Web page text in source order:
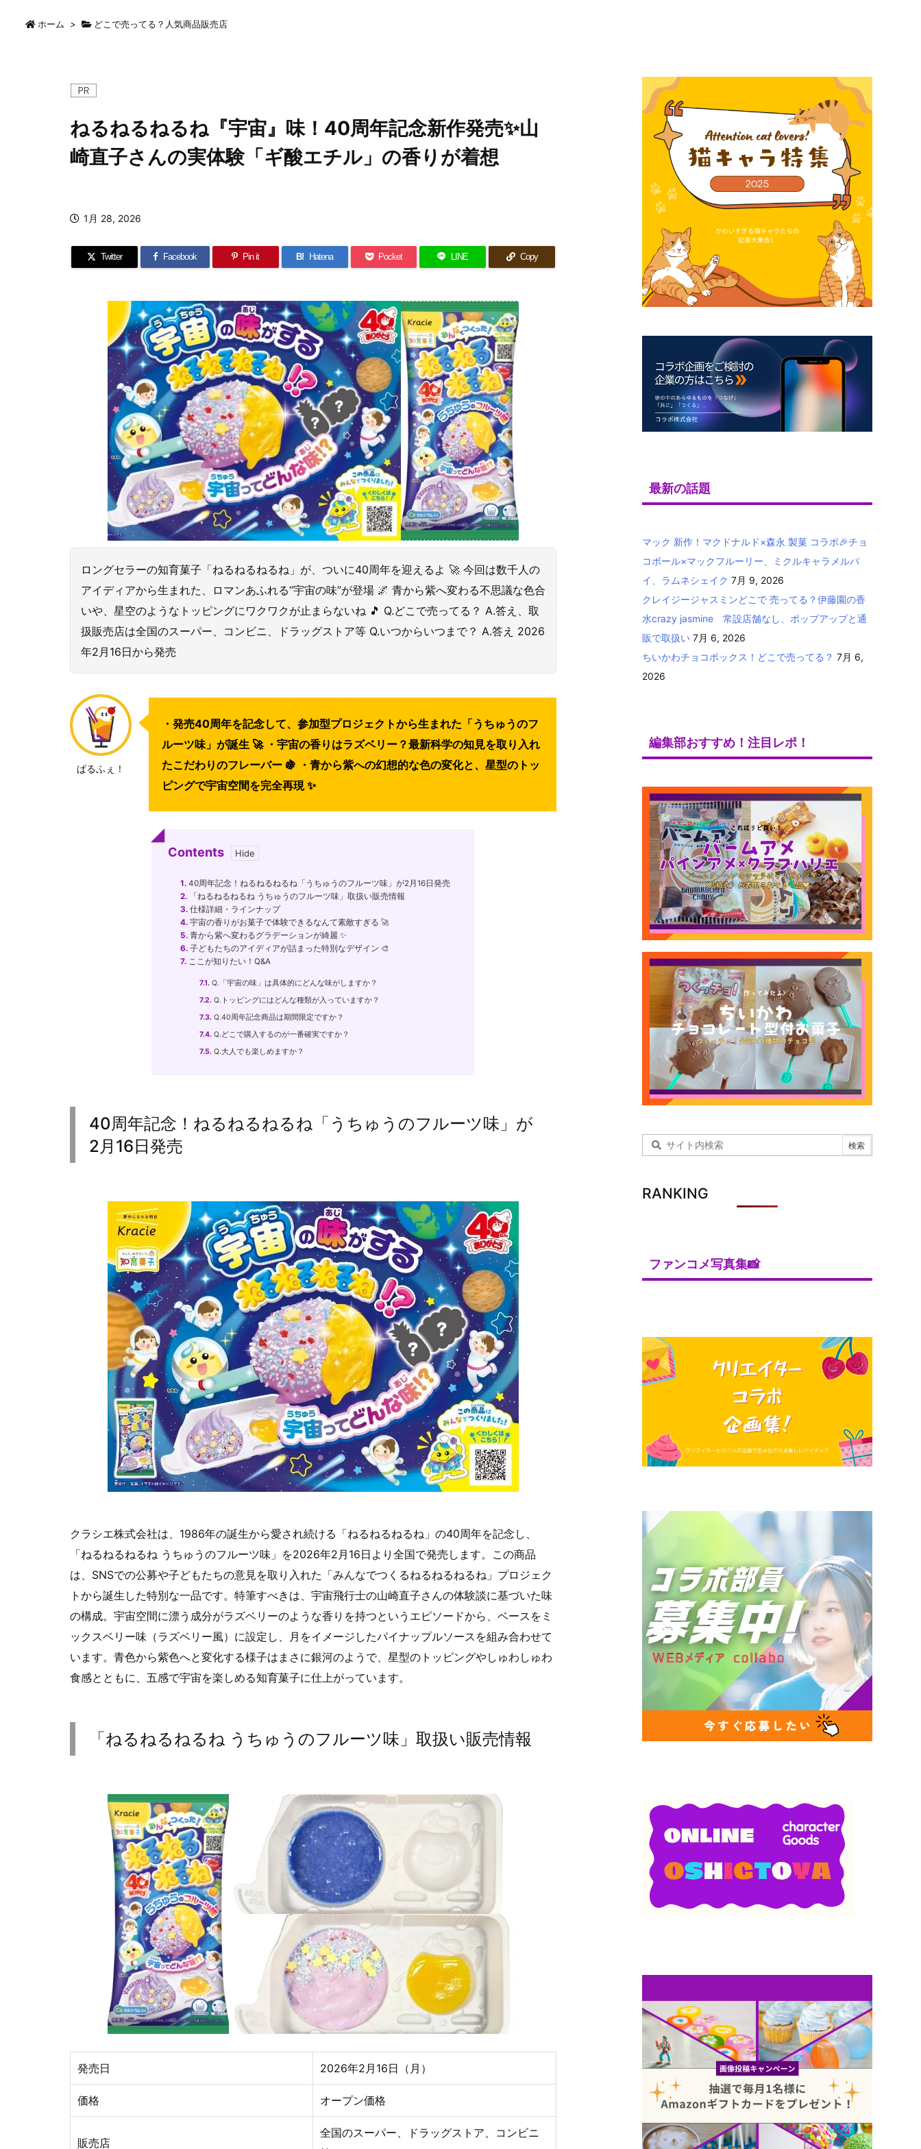
ホーム > どこで売ってる？人気商品販売店
ねるねるねるね『宇宙』味！40周年記念新作発売✨山
崎直子さんの実体験「ギ酸エチル」の香りが着想
1月 28, 2026
Twitter Facebook Pin it B! Hatena Pocket LINE Copy
ロングセラーの知育菓子「ねるねるねるね」が、ついに40周年を迎えるよ 🚀 今回は数千人の
アイディアから生まれた、ロマンあふれる“宇宙の味”が登場 🌌 青から紫へ変わる不思議な色合
いや、星空のようなトッピングにワクワクが止まらないね 🎵 Q.どこで売ってる？ A.答え、取
扱販売店は全国のスーパー、コンビニ、ドラッグストア等 Q.いつからいつまで？ A.答え 2026
年2月16日から発売
ぱるふぇ！
・発売40周年を記念して、参加型プロジェクトから生まれた「うちゅうのフ
ルーツ味」が誕生 🚀 ・宇宙の香りはラズベリー？最新科学の知見を取り入れ
たこだわりのフレーバー 🍇 ・青から紫への幻想的な色の変化と、星型のトッ
ピングで宇宙空間を完全再現 ✨
Contents
1. 40周年記念！ねるねるねるね「うちゅうのフルーツ味」が2月16日発売
2. 「ねるねるねるね うちゅうのフルーツ味」取扱い販売情報
3. 仕様詳細・ラインナップ
4. 宇宙の香りがお菓子で体験できるなんて素敵すぎる 🚀
5. 青から紫へ変わるグラデーションが綺麗 ✨
6. 子どもたちのアイディアが詰まった特別なデザイン 🎨
7. ここが知りたい！Q&A
7.1. Q.「宇宙の味」は具体的にどんな味がしますか？
7.2. Q.トッピングにはどんな種類が入っていますか？
7.3. Q.40周年記念商品は期間限定ですか？
7.4. Q.どこで購入するのが一番確実ですか？
7.5. Q.大人でも楽しめますか？
40周年記念！ねるねるねるね「うちゅうのフルーツ味」が
2月16日発売
クラシエ株式会社は、1986年の誕生から愛され続ける「ねるねるねるね」の40周年を記念し、
「ねるねるねるね うちゅうのフルーツ味」を2026年2月16日より全国で発売します。この商品
は、SNSでの公募や子どもたちの意見を取り入れた「みんなでつくるねるねるねるね」プロジェク
トから誕生した特別な一品です。特筆すべきは、宇宙飛行士の山崎直子さんの体験談に基づいた味
の構成。宇宙空間に漂う成分がラズベリーのような香りを持つというエピソードから、ベースをミ
ックスベリー味（ラズベリー風）に設定し、月をイメージしたパイナップルソースを組み合わせて
います。青色から紫色へと変化する様子はまさに銀河のようで、星型のトッピングやしゅわしゅわ
食感とともに、五感で宇宙を楽しめる知育菓子に仕上がっています。
「ねるねるねるね うちゅうのフルーツ味」取扱い販売情報
発売日 2026年2月16日（月）
価格 オープン価格
販売店
全国のスーパー、ドラッグストア、コンビニ
最新の話題
マック 新作！マクドナルド×森永 製菓 コラボ🎉チョ
コボール×マックフルーリー、ミクルキャラメルパ
イ、ラムネシェイク 7月 9, 2026
クレイジージャスミンどこで 売ってる？伊藤園の香
水crazy jasmine 常設店舗なし、ポップアップと通
販で取扱い 7月 6, 2026
ちいかわチョコボックス！どこで売ってる？ 7月 6,
2026
編集部おすすめ！注目レポ！
RANKING
ファンコメ写真集📸